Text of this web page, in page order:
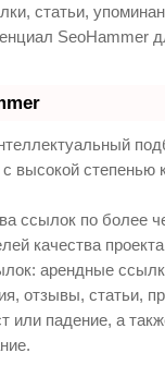
статьи,
SeoHammer
высокой степенью
ссылок по более
качества
арендные
отзывы, статьи,
или падение, а